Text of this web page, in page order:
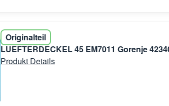
Originalteil
LUEFTERDECKEL 45 EM7011 Gorenje
Produkt Details